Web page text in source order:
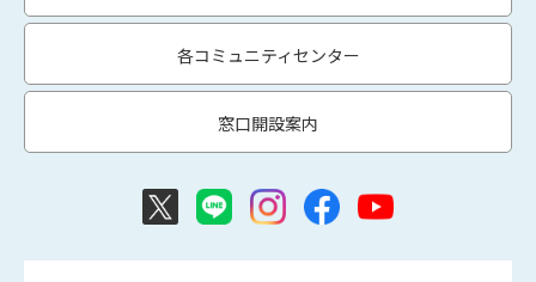
各コミュニティセンター
窓口開設案内